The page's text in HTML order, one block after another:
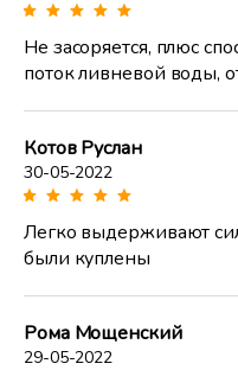
Не засоряется, плюс
поток ливневой воды,
Котов Руслан
30-05-2022
Легко выдерживают
были куплены
Рома Мощенский
29-05-2022